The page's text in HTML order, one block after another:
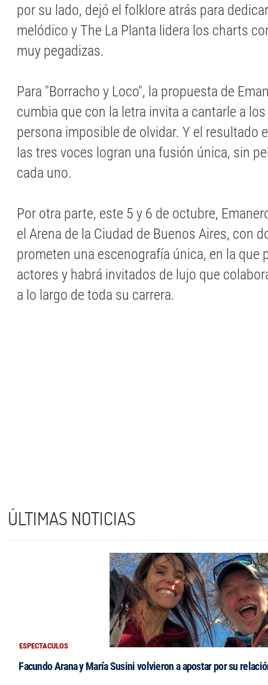
por su lado, dejó el folklore atrás para
melódico y The La Planta lidera los charts
muy pegadizas.
Para "Borracho y Loco", la propuesta de
cumbia que con la letra invita a cantarle a
persona imposible de olvidar. Y el resultado
las tres voces logran una fusión única, sin
cada uno.
Por otra parte, este 5 y 6 de octubre,
el Arena de la Ciudad de Buenos Aires, con
prometen una escenografía única, en la que
actores y habrá invitados de lujo que
a lo largo de toda su carrera.
ÚLTIMAS NOTICIAS
ESPECTACULOS
Facundo Arana y María Susini volvieron a apostar por su